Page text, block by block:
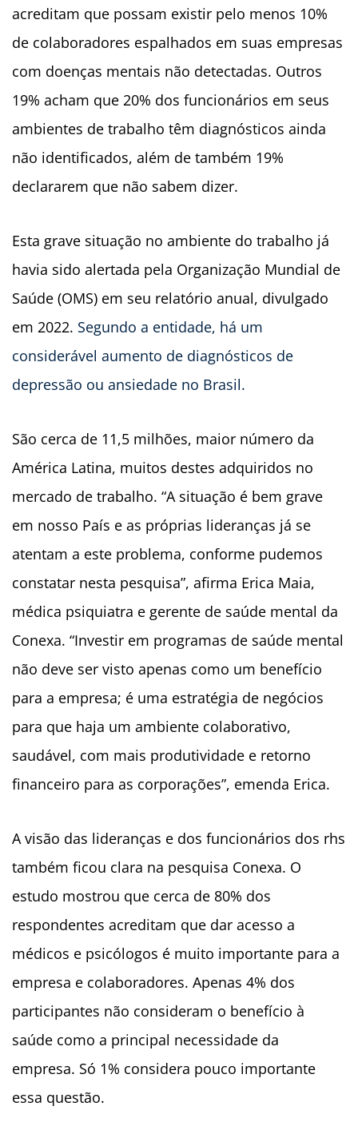
acreditam que possam existir pelo menos 10%
de colaboradores espalhados em suas empresas
com doenças mentais não detectadas. Outros
19% acham que 20% dos funcionários em seus
ambientes de trabalho têm diagnósticos ainda
não identificados, além de também 19%
declararem que não sabem dizer.
Esta grave situação no ambiente do trabalho já
havia sido alertada pela Organização Mundial de
Saúde (OMS) em seu relatório anual, divulgado
em 2022. Segundo a entidade, há um
considerável aumento de diagnósticos de
depressão ou ansiedade no Brasil.
São cerca de 11,5 milhões, maior número da
América Latina, muitos destes adquiridos no
mercado de trabalho. “A situação é bem grave
em nosso País e as próprias lideranças já se
atentam a este problema, conforme pudemos
constatar nesta pesquisa”, afirma Erica Maia,
médica psiquiatra e gerente de saúde mental da
Conexa. “Investir em programas de saúde mental
não deve ser visto apenas como um benefício
para a empresa; é uma estratégia de negócios
para que haja um ambiente colaborativo,
saudável, com mais produtividade e retorno
financeiro para as corporações”, emenda Erica.
A visão das lideranças e dos funcionários dos rhs
também ficou clara na pesquisa Conexa. O
estudo mostrou que cerca de 80% dos
respondentes acreditam que dar acesso a
médicos e psicólogos é muito importante para a
empresa e colaboradores. Apenas 4% dos
participantes não consideram o benefício à
saúde como a principal necessidade da
empresa. Só 1% considera pouco importante
essa questão.